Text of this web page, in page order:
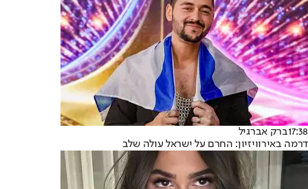
17:38ברק אברגיל
דרמה באירוויזיון: החרם על ישראל עולה שלב